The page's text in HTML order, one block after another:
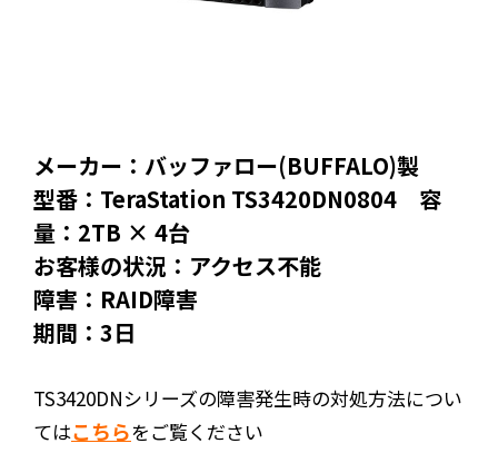
メーカー：バッファロー(BUFFALO)製
型番：TeraStation TS3420DN0804 容
量：2TB × 4台
お客様の状況：アクセス不能
障害：RAID障害
期間：3日
TS3420DNシリーズの障害発生時の対処方法につい
てはこちらをご覧ください